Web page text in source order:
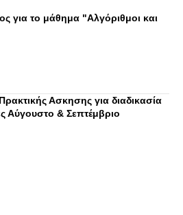
για το μάθημα "Αλγόριθμοι και
Ασκησης για διαδικασία
Αύγουστο & Σεπτέμβριο